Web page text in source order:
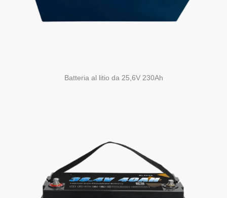
Batteria al litio da 25,6V 230Ah